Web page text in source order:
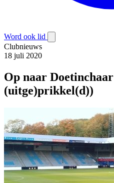
Word ook lid
Clubnieuws
18 juli 2020
Op naar
(uitge)prikkel(d))